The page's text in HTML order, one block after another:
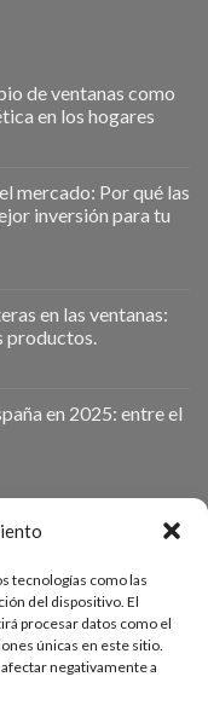
tecnologías como las
del dispositivo. El
procesar datos como el
únicas en este sitio.
negativamente a
de ventanas como
en los hogares
mercado: Por qué las
inversión para tu
en las ventanas:
productos.
en 2025: entre el
solicitar un
de solicitud